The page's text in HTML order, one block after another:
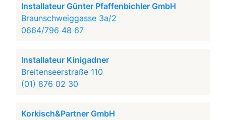
Installateur Günter Pfaffenbichler GmbH
Braunschweiggasse 3a/2
0664/796 48 67
Installateur Kinigadner
Breitenseerstraße 110
(01) 876 02 30
Korkisch&Partner GmbH